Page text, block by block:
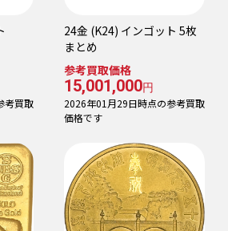
考買取
24金 (K24) インゴット 5枚
まとめ
参考買取価格
15,001,000円
2026年01月29日時点の参考買取
価格です